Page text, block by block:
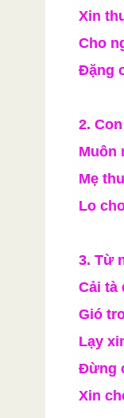
Xin
Cho
Đặng
2.
Muôn
Mẹ
Lo
3. Từ
Cải tà
Gió
Lạy
Đừng
Xin